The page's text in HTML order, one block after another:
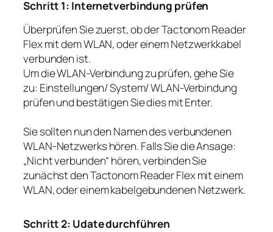
Schritt 1: Internetverbindung prüfen
Überprüfen Sie zuerst, ob der Tactonom Reader
Flex mit dem WLAN, oder einem Netzwerkkabel
verbunden ist.
Um die WLAN-Verbindung zu prüfen, gehe Sie
zu: Einstellungen/ System/ WLAN-Verbindung
prüfen und bestätigen Sie dies mit Enter.
Sie sollten nun den Namen des verbundenen
WLAN-Netzwerks hören. Falls Sie die Ansage:
„Nicht verbunden“ hören, verbinden Sie
zunächst den Tactonom Reader Flex mit einem
WLAN, oder einem kabelgebundenen Netzwerk.
Schritt 2: Udate durchführen